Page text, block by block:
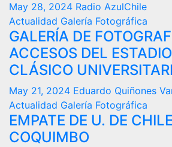
May 28, 2024 Radio AzulChile
Actualidad Galería Fotográfica
GALERÍA DE
ACCESOS DEL
CLÁSICO
May 21, 2024 Eduardo Quiñones
Actualidad Galería Fotográfica
EMPATE DE U. DE
COQUIMBO